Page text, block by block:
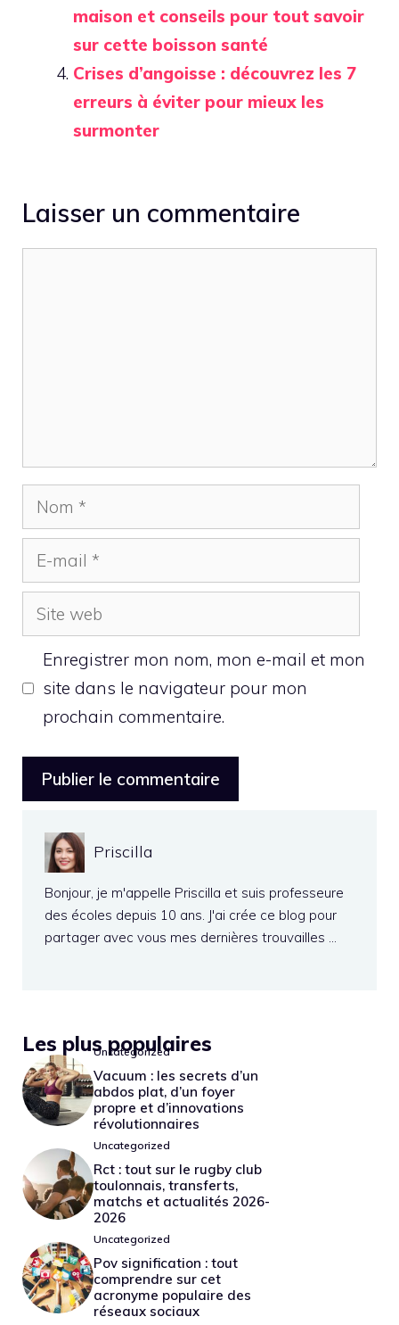
maison et conseils pour tout savoir
sur cette boisson santé
Crises d’angoisse : découvrez les 7
erreurs à éviter pour mieux les
surmonter
Laisser un commentaire
Nom
mail
Site
web
Enregistrer mon nom, mon e-mail et mon
site dans le navigateur pour mon
prochain commentaire.
Priscilla
Bonjour, je m'appelle Priscilla et suis professeure
des écoles depuis 10 ans. J'ai crée ce blog pour
partager avec vous mes dernières trouvailles …
Les plus populaires
Uncategorized
Vacuum : les secrets d’un
abdos plat, d’un foyer
propre et d’innovations
révolutionnaires
Uncategorized
Rct : tout sur le rugby club
toulonnais, transferts,
matchs et actualités 2026-
2026
Uncategorized
Pov signification : tout
comprendre sur cet
acronyme populaire des
réseaux sociaux